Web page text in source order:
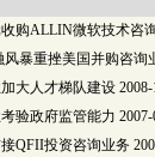
购ALLIN微软技术咨
暴重挫美国并购咨询
大人才梯队建设
验政府监管能力
QFII投资咨询业务